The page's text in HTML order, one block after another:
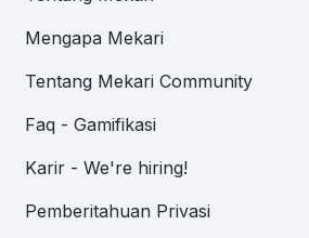
Mengapa Mekari
Tentang Mekari Community
Faq - Gamifikasi
Karir - We're hiring!
Pemberitahuan Privasi